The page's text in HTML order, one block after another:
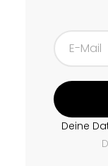
Deine